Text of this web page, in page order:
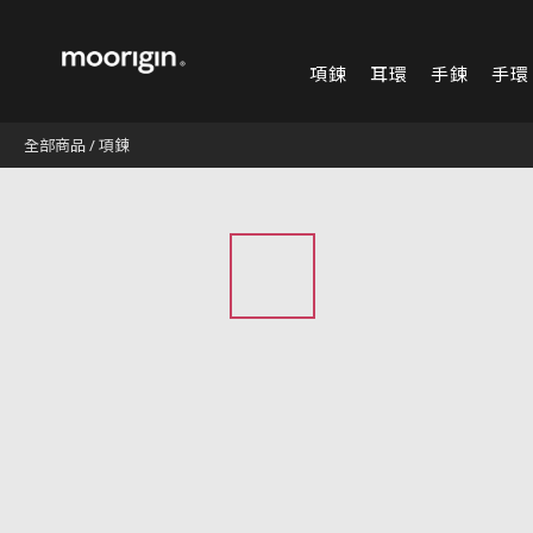
項鍊 耳環 手鍊 手環
全部商品/項鍊